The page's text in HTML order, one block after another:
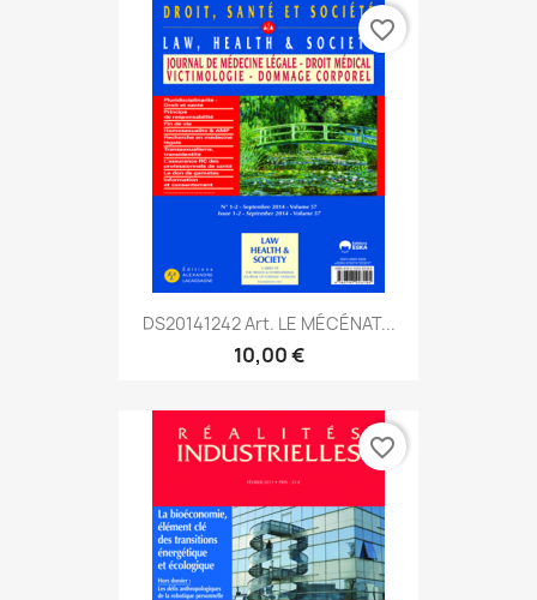
DS20141242 Art. LE MÉCÉNAT...
10,00 €
favorite_border
favorite_border